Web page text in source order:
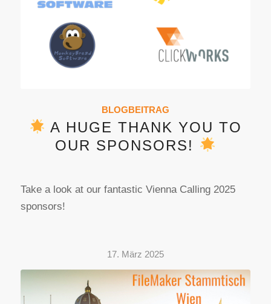
BLOGBEITRAG
A HUGE THANK YOU TO
OUR SPONSORS!
Take a look at our fantastic Vienna Calling 2025
sponsors!
17. März 2025